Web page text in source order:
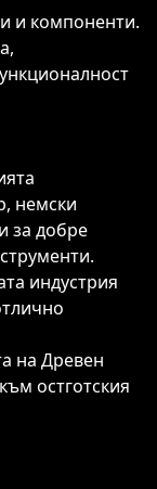
и компоненти.
немски
за добре
индустрия
на Древен
остготския